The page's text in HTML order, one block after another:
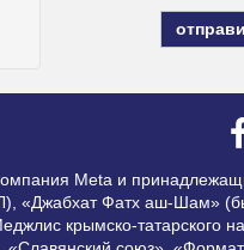
Meta и
«Джабхат Фатх аш-Шам»
крымско-татарского